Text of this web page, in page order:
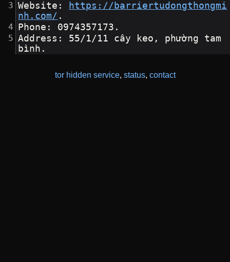
Website:
https://barriertudongthongmi
nh.com/ .
Phone: 0974357173.
Address: 55/1/11 cây keo, phường tam
bình.
tor hidden service, status, contact